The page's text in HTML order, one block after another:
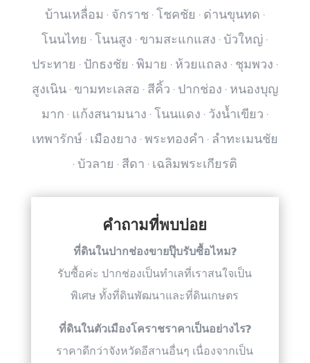
บ้านเหลื่อม · จักราช · โชคชัย · ด่านขุนทด ·
โนนไทย · โนนสูง · ขามสะแกแสง · บัวใหญ่ ·
ประทาย · ปักธงชัย · พิมาย · ห้วยแถลง · ชุมพวง ·
สูงเนิน · ขามทะเลสอ · สีคิ้ว · ปากช่อง · หนองบุญ
มาก · แก้งสนามนาง · โนนแดง · วังน้ำเขียว ·
เทพารักษ์ · เมืองยาง · พระทองคำ · ลำทะเมนชัย
· บัวลาย · สีดา · เฉลิมพระเกียรติ
คำถามที่พบบ่อย
ที่ดินในปากช่องขายปุ๊บรับซื้อไหม?
รับซื้อค่ะ ปากช่องเป็นทำเลที่เราสนใจเป็น
พิเศษ ทั้งที่ดินพัฒนาและที่ดินเกษตร
ที่ดินในตัวเมืองโคราชราคาเป็นอย่างไร?
ราคาดีกว่าจังหวัดอีสานอื่นๆ เนื่องจากเป็น